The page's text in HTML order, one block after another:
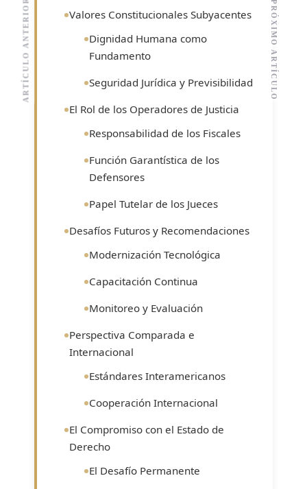
Valores Constitucionales Subyacentes
Dignidad Humana como
Fundamento
Seguridad Jurídica y Previsibilidad
El Rol de los Operadores de Justicia
Responsabilidad de los Fiscales
Función Garantística de los
Defensores
Papel Tutelar de los Jueces
Desafíos Futuros y Recomendaciones
Modernización Tecnológica
Capacitación Continua
Monitoreo y Evaluación
Perspectiva Comparada e
Internacional
Estándares Interamericanos
Cooperación Internacional
El Compromiso con el Estado de
Derecho
El Desafío Permanente
ARTÍCULO ANTERIOR PRÓXIMO ARTÍCULO